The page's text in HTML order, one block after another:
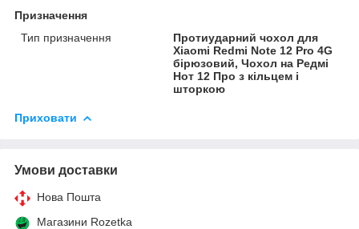
Призначення
Тип призначення
Протиударний чохол для
Xiaomi Redmi Note 12 Pro 4G
бірюзовий, Чохол на Редмі
Нот 12 Про з кільцем і
шторкою
Приховати
Умови доставки
Нова Пошта
Магазини Rozetka